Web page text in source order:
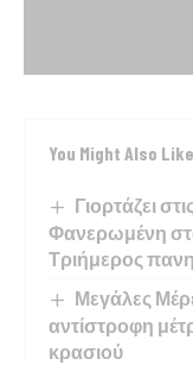
You Might Also Like
Γιορτάζει
Φανερωμένη
Τριήμερος
Μεγάλες
αντίστροφη
κρασιού